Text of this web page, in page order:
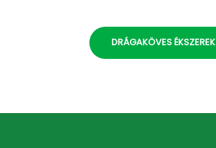
DRÁGAKÖVES ÉKSZEREK